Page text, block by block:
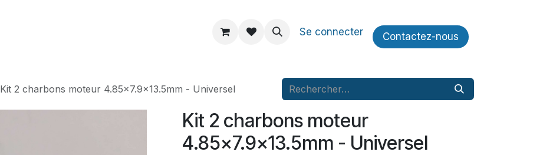
À propos Se connecter Contactez​​-nous
Kit 2 charbons moteur 4.85x7.9x13.5mm - Universel
Kit 2 charbons moteur
4.85x7.9x13.5mm - Universel